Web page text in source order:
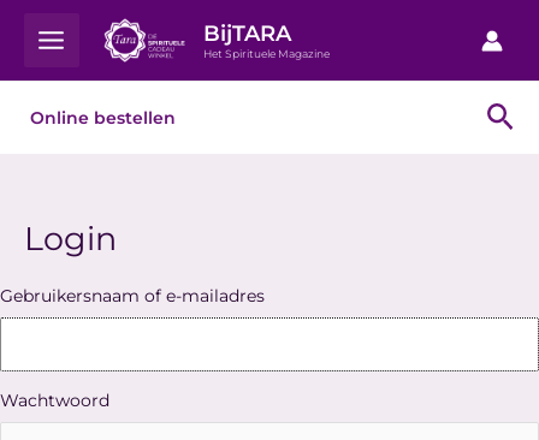
BijTARA
Het Spirituele Magazine
Online bestellen
Login
Gebruikersnaam of e-mailadres
Wachtwoord